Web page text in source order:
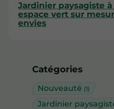
Catégories
Nouveauté (1)
Jardinier
Jardinier paysagiste
espace vert sur
envies